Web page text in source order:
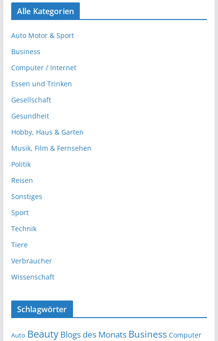
Alle Kategorien
Auto Motor & Sport
Business
Computer / Internet
Essen und Trinken
Gesellschaft
Gesundheit
Hobby, Haus & Garten
Musik, Film & Fernsehen
Politik
Reisen
Sonstiges
Sport
Technik
Tiere
Verbraucher
Wissenschaft
Schlagwörter
Auto Beauty Blogs des Monats Business Computer